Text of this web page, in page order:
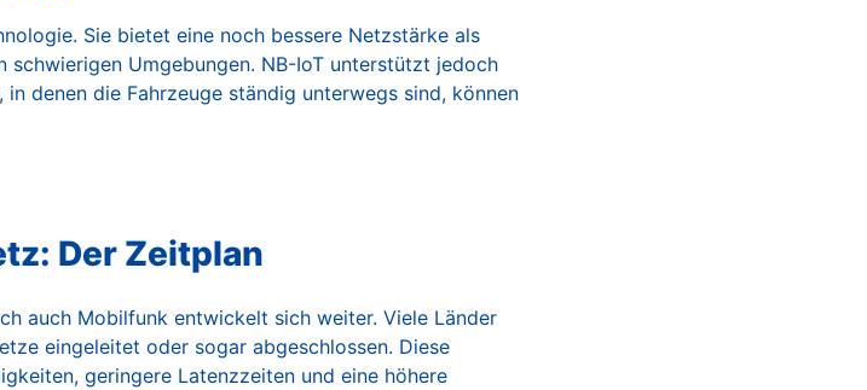
Sie bietet eine noch bessere Netzstärke als
schwierigen Umgebungen. NB-IoT unterstützt jedoch
denen die Fahrzeuge ständig unterwegs sind, können
Der Zeitplan
auch Mobilfunk entwickelt sich weiter. Viele Länder
eingeleitet oder sogar abgeschlossen. Diese
geringere Latenzzeiten und eine höhere